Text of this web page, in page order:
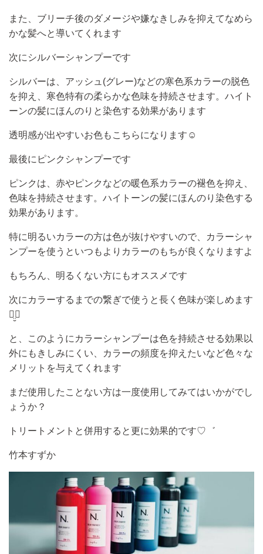
また、ブリーチ後のダメージや嫌なきしみを抑えてなめら
かな髪へと導いてくれます
次にシルバーシャンプーです
シルバーは、アッシュ (グレー)などの寒色系カラーの脱色
を抑え、寒色特有の柔らかな色味を持続させます。ハイト
ーンの髪にほんのりと染色する効果があります
透明感が出やすいお色もこちらになります ☺️
最後にピンクシャンプーです
ピンクは、赤やピンクなどの暖色系カラーの褪色を抑え、
色味を持続させます。ハイトーンの髪にほんのり染色する
効果があります。
特に明るいカラーの方は色が抜けやすいので、カラーシャ
ンプーを使うといつもよりカラーのもちが良くなりますよ
もちろん、明るくない方にもオススメです
次にカラーするまでの繋ぎで使うと長く色味が楽しめます
ꪔ ̤̮‪♡
と、このようにカラーシャンプーは色を持続させる効果以
外にもきしみにくい、カラーの頻度を抑えたいなど色々な
メリットを与えてくれます
まだ使用したことない方は一度使用してみてはいかがでし
ょうか？
トリートメントと併用すると更に効果的です♡ ゛
竹本すずか